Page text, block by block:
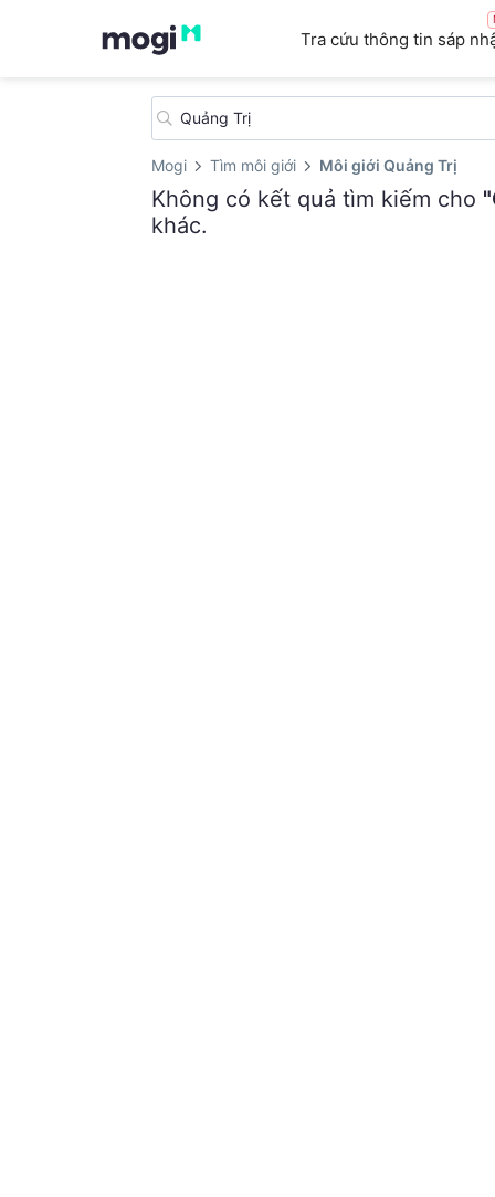
Tra cứu thông tin sáp
Mogi Tìm môi giới Môi giới Quảng Trị
Không có kết quả tìm kiếm cho
khác.